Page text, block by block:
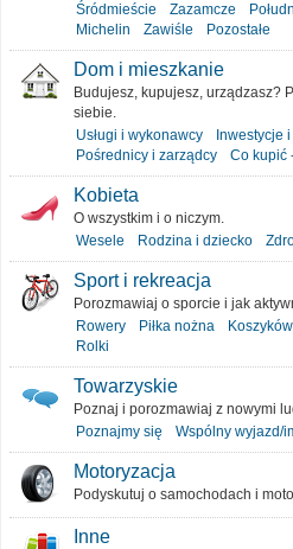
Śródmieście
Zazamcze
Michelin
Zawiśle Pozostałe
Dom i mieszkanie
Budujesz, kupujesz, urządzasz?
siebie.
Usługi i wykonawcy
Inwestycje
Pośrednicy i zarządcy
Co kupić
Kobieta
O wszystkim i o niczym.
Wesele
Rodzina i dziecko
Sport i rekreacja
Porozmawiaj o sporcie i jak
Rowery
Piłka nożna
Rolki
Towarzyskie
Poznaj i porozmawiaj z nowymi
Poznajmy się
Wspólny wyjazd/
Motoryzacja
Podyskutuj o samochodach i
Inne